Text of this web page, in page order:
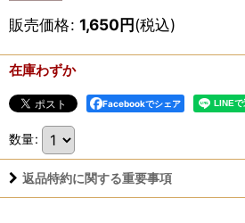
販売価格: 1,650円(税込)
在庫わずか
Facebookでシェア
数量:
返品特約に関する重要事項